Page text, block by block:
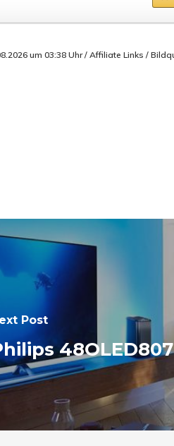
um 03:38 Uhr / Affiliate Links /
Post